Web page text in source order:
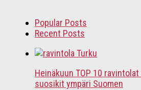
Popular Posts
Recent Posts
Heinäkuun TOP 10
suosikit ympäri Suomen